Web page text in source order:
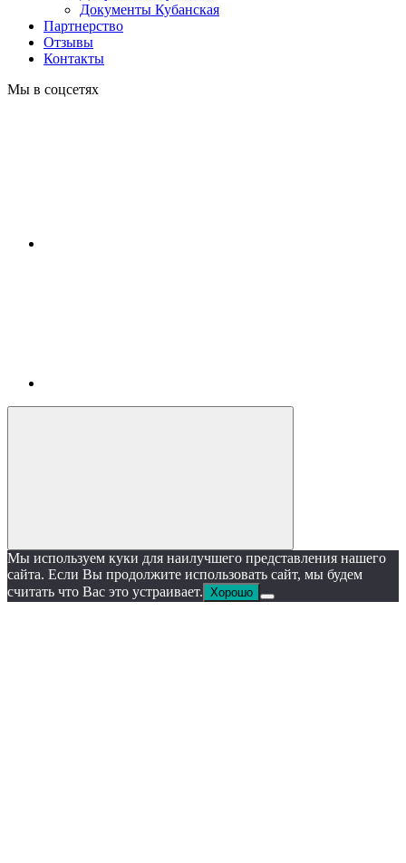
Документы Кубанская
Партнерство
Отзывы
Контакты
Мы в соцсетях
Мы используем куки для наилучшего представления нашего
сайта. Если Вы продолжите использовать сайт, мы будем
считать что Вас это устраивает. Хорошо